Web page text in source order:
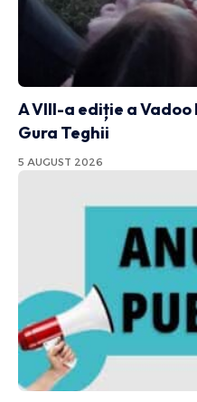
A VIII-a ediție a Vadoo
Gura Teghii
5 AUGUST 2026